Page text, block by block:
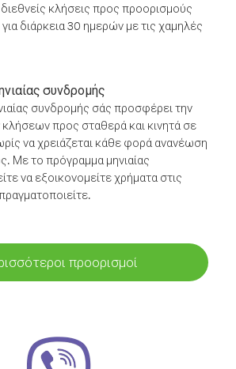
κλήσεις προς προορισμούς
διάρκεια 30 ημερών με τις χαμηλές
συνδρομής
συνδρομής σάς προσφέρει την
κλήσεων προς σταθερά και κινητά σε
να χρειάζεται κάθε φορά ανανέωση
Με το πρόγραμμα μηνιαίας
να εξοικονομείτε χρήματα στις
προορισμοί